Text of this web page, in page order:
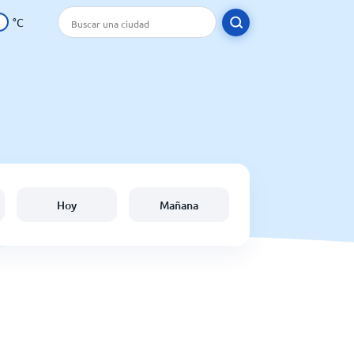
°C
Hoy Mañana